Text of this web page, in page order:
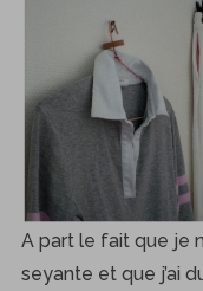
A part le fait que je
seyante et que j’ai